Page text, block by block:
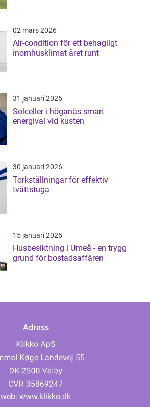
02 mars 2026
Air-condition för ett behagligt
inomhusklimat året runt
31 januari 2026
Solceller i höganäs smart
energival vid kusten
30 januari 2026
Torkställningar för effektiv
tvättstuga
15 januari 2026
Husbesiktning i Umeå - en trygg
grund för bostadsaffären
Adress
web: www.klikko.dk